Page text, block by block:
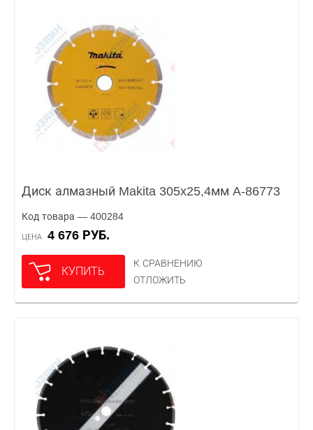
Диск алмазный Makita 305x25,4мм A-86773
Код товара — 400284
ЦЕНА 4 676 РУБ.
КУПИТЬ
К СРАВНЕНИЮ
ОТЛОЖИТЬ